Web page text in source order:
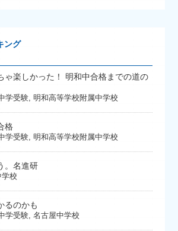
ング
ゃ楽しかった！ 明和中合格までの道の
学受験, 明和高等学校附属中学校
格
学受験, 明和高等学校附属中学校
。名進研
校
るのかも
学受験, 名古屋中学校